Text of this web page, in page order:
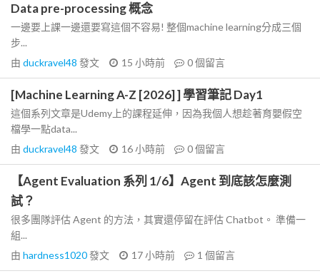
Data pre-processing 概念
一邊要上課一邊還要寫這個不容易! 整個machine learning分成三個
步...
由 duckravel48 發文 15 小時前 0個留言
[Machine Learning A-Z [2026] ] 學習筆記 Day1
這個系列文章是Udemy上的課程延伸，因為我個人想趁著育嬰假空
檔學一點data...
由 duckravel48 發文 16 小時前 0個留言
【Agent Evaluation 系列 1/6】Agent 到底該怎麼測
試？
很多團隊評估 Agent 的方法，其實還停留在評估 Chatbot。 準備一
組...
由 hardness1020發文 17 小時前 1 個留言